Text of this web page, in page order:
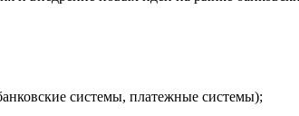
системы, платежные системы);